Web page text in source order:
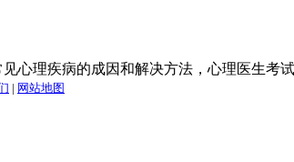
心理疾病的成因和解决方法，心理医生考
| 网站地图